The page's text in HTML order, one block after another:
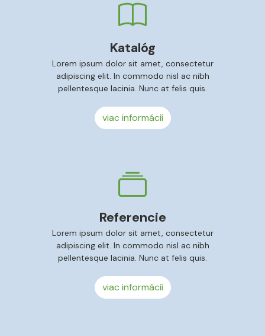
Katalóg
Lorem ipsum dolor sit amet, consectetur
adipiscing elit. In commodo nisl ac nibh
pellentesque lacinia. Nunc at felis quis.
viac informácií
Referencie
Lorem ipsum dolor sit amet, consectetur
adipiscing elit. In commodo nisl ac nibh
pellentesque lacinia. Nunc at felis quis.
viac informácií